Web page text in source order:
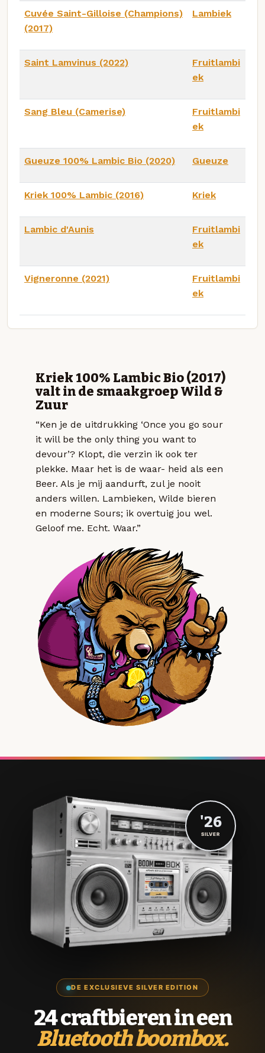
Cuvée Saint-Gilloise (Champions)
(2017)
Lambiek
Saint Lamvinus (2022)
Fruitlambi
ek
Sang Bleu (Camerise)
Fruitlambi
ek
Gueuze 100% Lambic Bio (2020) Gueuze
Kriek 100% Lambic (2016) Kriek
Lambic d'Aunis
Fruitlambi
ek
Vigneronne (2021)
Fruitlambi
ek
Kriek 100% Lambic Bio (2017)
valt in de smaakgroep Wild &
Zuur
“Ken je de uitdrukking ‘Once you go sour
it will be the only thing you want to
devour’? Klopt, die verzin ik ook ter
plekke. Maar het is de waar- heid als een
Beer. Als je mij aandurft, zul je nooit
anders willen. Lambieken, Wilde bieren
en moderne Sours; ik overtuig jou wel.
Geloof me. Echt. Waar.”
DE EXCLUSIEVE SILVER EDITION
24 craftbieren in een
Bluetooth boombox.
'26
SILVER